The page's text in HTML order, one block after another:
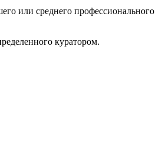
или среднего профессионального
куратором.